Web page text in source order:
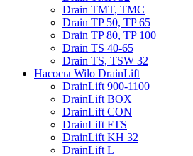
Drain TMT, TMC
Drain TP 50, TP 65
Drain TP 80, TP 100
Drain TS 40-65
Drain TS, TSW 32
Насосы Wilo DrainLift
DrainLift 900-1100
DrainLift BOX
DrainLift CON
DrainLift FTS
DrainLift KH 32
DrainLift L